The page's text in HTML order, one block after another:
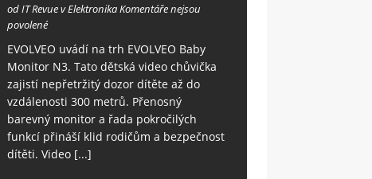
od IT Revue v ElektronikaKomentáře nejsou
povolené
EVOLVEO uvádí na trh EVOLVEO Baby
Monitor N3. Tato dětská video chůvička
zajistí nepřetržitý dozor dítěte až do
vzdálenosti 300 metrů. Přenosný
barevný monitor a řada pokročilých
funkcí přináší klid rodičům a bezpečnost
dítěti. Video [...]